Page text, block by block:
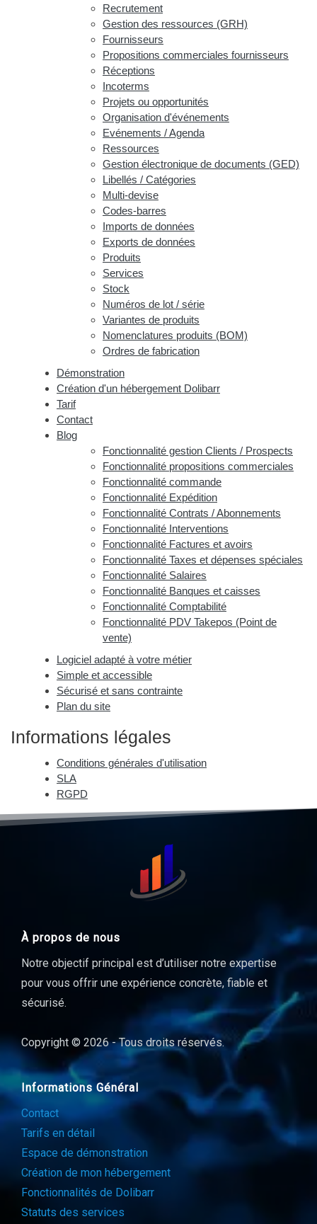
Recrutement
Gestion des ressources (GRH)
Fournisseurs
Propositions commerciales fournisseurs
Réceptions
Incoterms
Projets ou opportunités
Organisation d'événements
Evénements / Agenda
Ressources
Gestion électronique de documents (GED)
Libellés / Catégories
Multi-devise
Codes-barres
Imports de données
Exports de données
Produits
Services
Stock
Numéros de lot / série
Variantes de produits
Nomenclatures produits (BOM)
Ordres de fabrication
Démonstration
Création d'un hébergement Dolibarr
Tarif
Contact
Blog
Fonctionnalité gestion Clients / Prospects
Fonctionnalité propositions commerciales
Fonctionnalité commande
Fonctionnalité Expédition
Fonctionnalité Contrats / Abonnements
Fonctionnalité Interventions
Fonctionnalité Factures et avoirs
Fonctionnalité Taxes et dépenses spéciales
Fonctionnalité Salaires
Fonctionnalité Banques et caisses
Fonctionnalité Comptabilité
Fonctionnalité PDV Takepos (Point de
vente)
Logiciel adapté à votre métier
Simple et accessible
Sécurisé et sans contrainte
Plan du site
Informations légales
Conditions générales d'utilisation
SLA
RGPD
À propos de nous
Notre objectif principal est d’utiliser notre expertise
pour vous offrir une expérience concrète, fiable et
sécurisé.
Copyright © 2026 - Tous droits réservés.
Informations Général
Contact
Tarifs en détail
Espace de démonstration
Création de mon hébergement
Fonctionnalités de Dolibarr
Statuts des services